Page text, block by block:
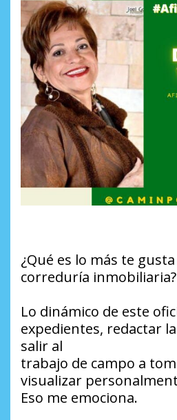
¿Qué es lo más te
correduría inmobiliaria?
Lo dinámico de este
expedientes, redactar
salir al
trabajo de campo a
visualizar
Eso me emociona.